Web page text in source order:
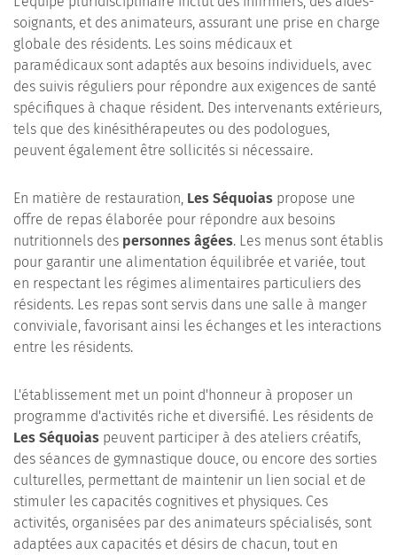
soignants, et des animateurs, assurant une prise en charge
globale des résidents. Les soins médicaux et
paramédicaux sont adaptés aux besoins individuels, avec
des suivis réguliers pour répondre aux exigences de santé
spécifiques à chaque résident. Des intervenants extérieurs,
tels que des kinésithérapeutes ou des podologues,
peuvent également être sollicités si nécessaire.
En matière de restauration, Les Séquoias propose une
offre de repas élaborée pour répondre aux besoins
nutritionnels des personnes âgées. Les menus sont établis
pour garantir une alimentation équilibrée et variée, tout
en respectant les régimes alimentaires particuliers des
résidents. Les repas sont servis dans une salle à manger
conviviale, favorisant ainsi les échanges et les interactions
entre les résidents.
L'établissement met un point d'honneur à proposer un
programme d'activités riche et diversifié. Les résidents de
Les Séquoias peuvent participer à des ateliers créatifs,
des séances de gymnastique douce, ou encore des sorties
culturelles, permettant de maintenir un lien social et de
stimuler les capacités cognitives et physiques. Ces
activités, organisées par des animateurs spécialisés, sont
adaptées aux capacités et désirs de chacun, tout en